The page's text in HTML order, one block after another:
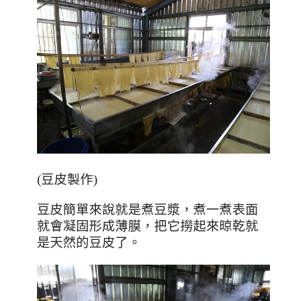
(豆皮製作)
豆皮簡單來說就是煮豆漿，煮一煮表面
就會凝固形成薄膜，把它撈起來晾乾就
是天然的豆皮了。